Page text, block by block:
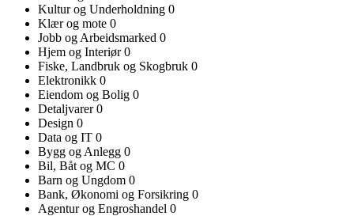
Kultur og Underholdning 0
Klær og mote 0
Jobb og Arbeidsmarked 0
Hjem og Interiør0
Fiske, Landbruk og Skogbruk 0
Elektronikk 0
Eiendom og Bolig 0
Detaljvarer0
Design 0
Data og IT 0
Bygg og Anlegg 0
Bil, Båt og MC 0
Barn og Ungdom 0
Bank, Økonomi og Forsikring 0
Agentur og Engroshandel 0